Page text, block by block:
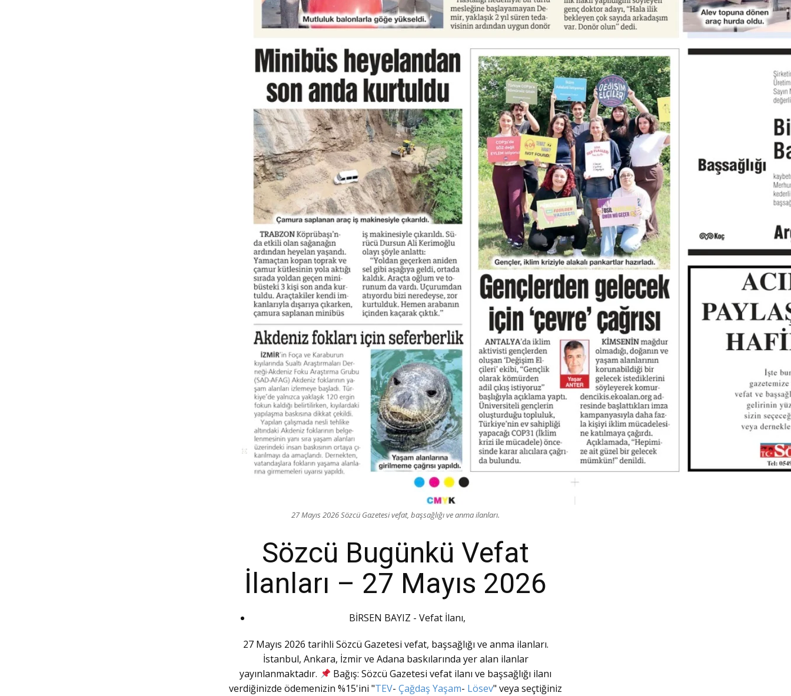
27 Mayıs 2026 Sözcü Gazetesi vefat, başsağlığı ve anma ilanları.
Sözcü Bugünkü Vefat
İlanları – 27 Mayıs 2026
BİRSEN BAYIZ - Vefat İlanı,
27 Mayıs 2026 tarihli Sözcü Gazetesi vefat, başsağlığı ve anma ilanları.
İstanbul, Ankara, İzmir ve Adana baskılarında yer alan ilanlar
yayınlanmaktadır.
Bağış: Sözcü Gazetesi vefat ilanı ve başsağlığı ilanı
verdiğinizde ödemenizin %15'ini "TEV- Çağdaş Yaşam- Lösev" veya seçtiğiniz